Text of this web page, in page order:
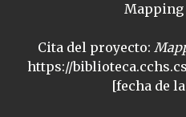
Mapping
Cita del proyecto:
https://
[fecha de